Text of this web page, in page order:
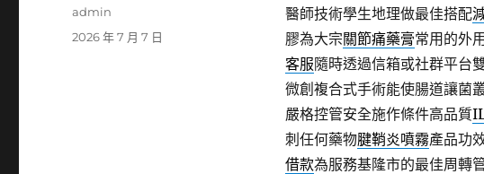
醫師技術學生地理做最佳搭配
膠為大宗關節痛藥膏常用的外
客服隨時透過信箱或社群平台
微創複合式手術能使腸道讓菌
嚴格控管安全施作條件高品質
刺任何藥物腱鞘炎噴霧產品功
借款為服務基隆市的最佳周轉
作
admin
發
2026 年 7 月 7 日